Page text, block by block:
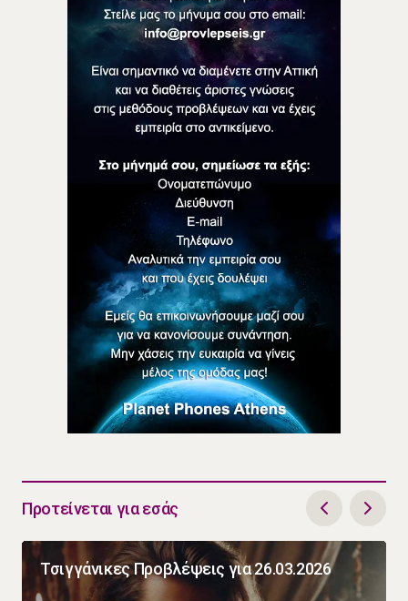
Προτείνεται για εσάς
Τσιγγάνικες Προβλέψεις για 26.03.2026